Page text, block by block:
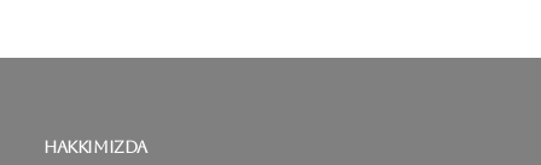
Hakkımızda